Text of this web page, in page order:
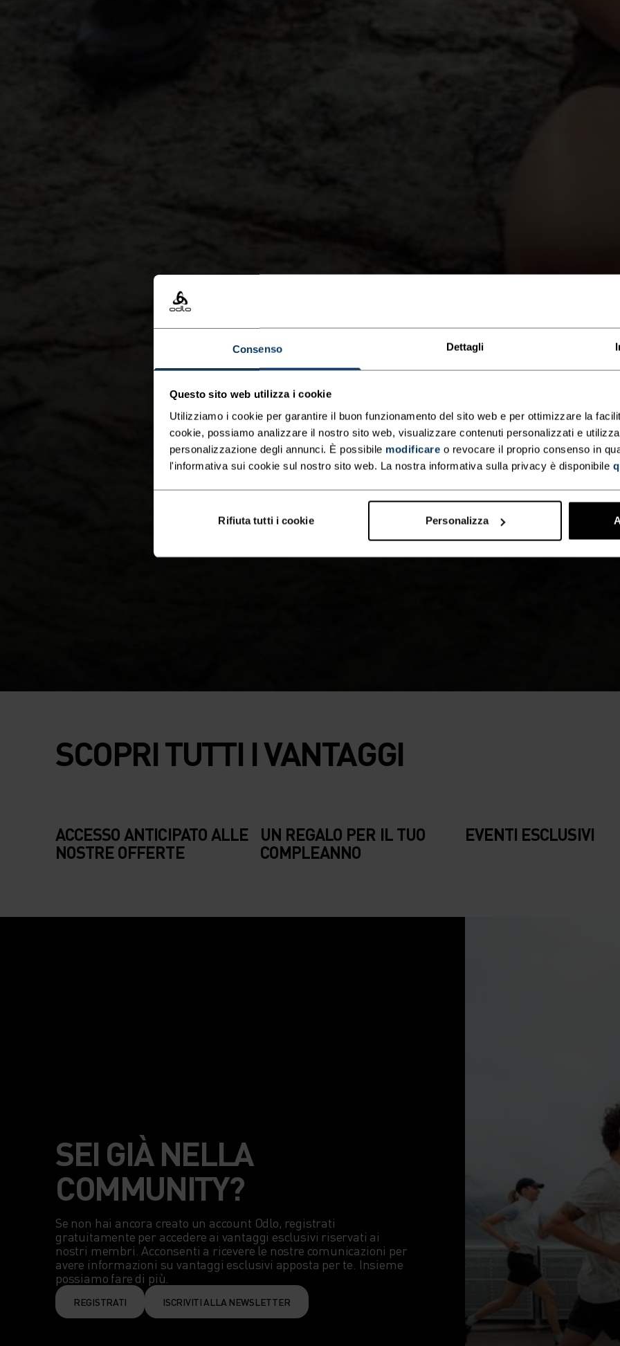
Consenso Dettagli
Questo sito web utilizza i cookie
Utilizziamo i cookie per garantire il buon funzionamento del sito web e per ottimizzare la
cookie, possiamo analizzare il nostro sito web, visualizzare contenuti personalizzati e
personalizzazione degli annunci. È possibile modificare o revocare il proprio consenso in
l'informativa sui cookie sul nostro sito web. La nostra informativa sulla privacy è disponibile
Rifiuta tutti i cookie Personalizza
SCOPRI TUTTI I VANTAGGI
ACCESSO
ANTICIPATO ALLE
ACCESSO ANTICIPATO ALLE
NOSTRE OFFERTE
UN REGALO PER
IL TUO
UN REGALO PER IL TUO
COMPLEANNO
EVENTI
EVENTI ESCLUSIVI
SEI GIÀ NELLA
COMMUNITY?
Se non hai ancora creato un account Odlo, registrati
gratuitamente per accedere ai vantaggi esclusivi riservati ai
nostri membri. Acconsenti a ricevere le nostre comunicazioni per
avere informazioni su vantaggi esclusivi apposta per te. Insieme
possiamo fare di più.
REGISTRATI ISCRIVITI ALLA NEWSLETTER